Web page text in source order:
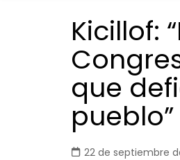
Kicillof:
que
pueblo”
22 de septiembre